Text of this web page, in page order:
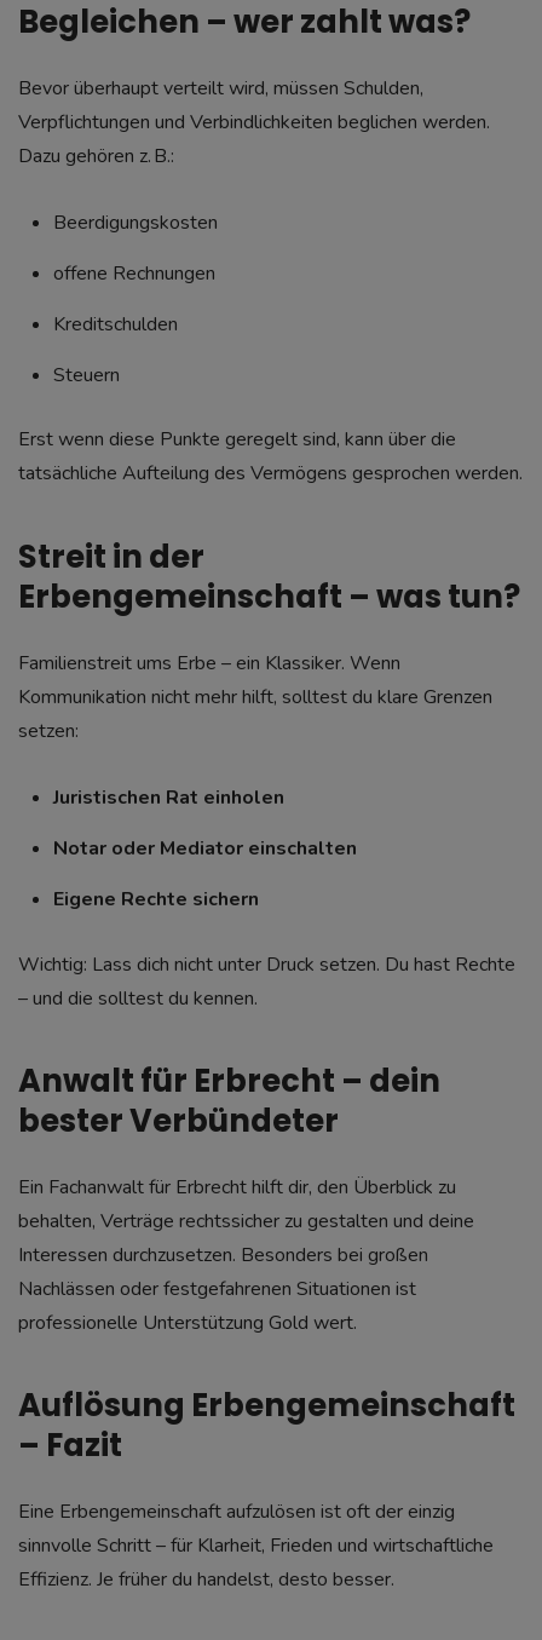
Begleichen – wer zahlt was?
Bevor überhaupt verteilt wird, müssen Schulden,
Verpflichtungen und Verbindlichkeiten beglichen werden.
Dazu gehören z. B.:
Beerdigungskosten
offene Rechnungen
Kreditschulden
Steuern
Erst wenn diese Punkte geregelt sind, kann über die
tatsächliche Aufteilung des Vermögens gesprochen werden.
Streit in der
Erbengemeinschaft – was tun?
Familienstreit ums Erbe – ein Klassiker. Wenn
Kommunikation nicht mehr hilft, solltest du klare Grenzen
setzen:
Juristischen Rat einholen
Notar oder Mediator einschalten
Eigene Rechte sichern
Wichtig: Lass dich nicht unter Druck setzen. Du hast Rechte
– und die solltest du kennen.
Anwalt für Erbrecht – dein
bester Verbündeter
Ein Fachanwalt für Erbrecht hilft dir, den Überblick zu
behalten, Verträge rechtssicher zu gestalten und deine
Interessen durchzusetzen. Besonders bei großen
Nachlässen oder festgefahrenen Situationen ist
professionelle Unterstützung Gold wert.
Auflösung Erbengemeinschaft
– Fazit
Eine Erbengemeinschaft aufzulösen ist oft der einzig
sinnvolle Schritt – für Klarheit, Frieden und wirtschaftliche
Effizienz. Je früher du handelst, desto besser.